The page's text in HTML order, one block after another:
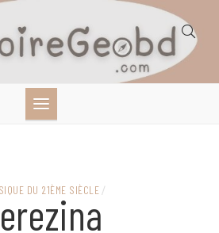
SCIENCES,
LITTÉRATURE EN
DU 21ÈME SIÈCLE /